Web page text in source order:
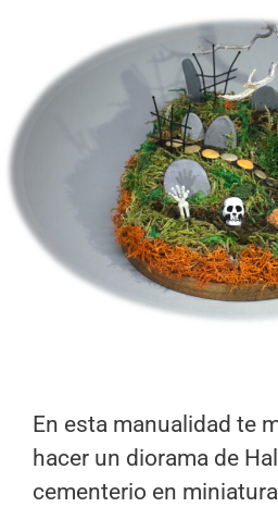
En esta manualidad te
hacer un diorama de
cementerio en